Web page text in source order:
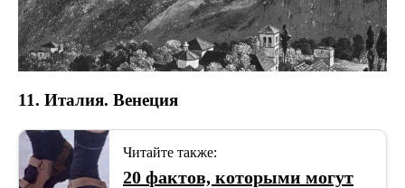
11. Италия. Венеция
Читайте также:
20 фактов, которыми могут